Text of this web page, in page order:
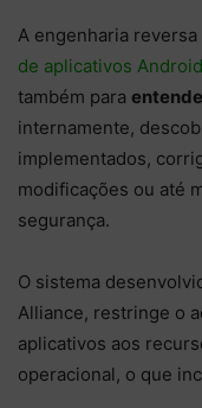
A engenharia
de aplicativos Android
também para
internamente,
implementados,
modificações ou até
segurança.
O sistema
Alliance, restringe o
aplicativos aos
operacional, o que